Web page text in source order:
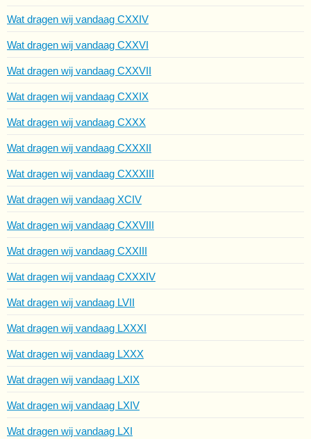
Wat dragen wij vandaag CXXIV
Wat dragen wij vandaag CXXVI
Wat dragen wij vandaag CXXVII
Wat dragen wij vandaag CXXIX
Wat dragen wij vandaag CXXX
Wat dragen wij vandaag CXXXII
Wat dragen wij vandaag CXXXIII
Wat dragen wij vandaag XCIV
Wat dragen wij vandaag CXXVIII
Wat dragen wij vandaag CXXIII
Wat dragen wij vandaag CXXXIV
Wat dragen wij vandaag LVII
Wat dragen wij vandaag LXXXI
Wat dragen wij vandaag LXXX
Wat dragen wij vandaag LXIX
Wat dragen wij vandaag LXIV
Wat dragen wij vandaag LXI